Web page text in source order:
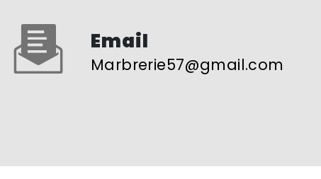
Email
marbrerie57@gmail.com